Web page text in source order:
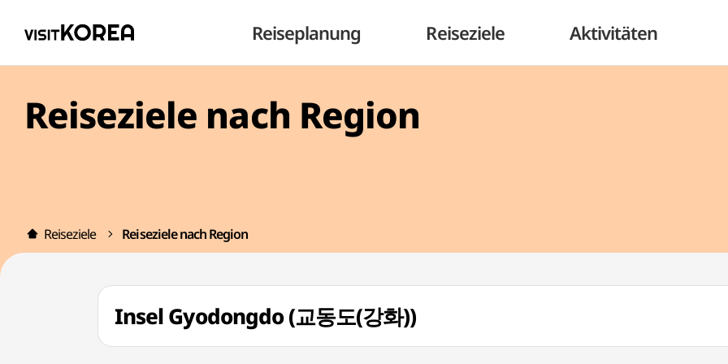
Reiseplanung Reiseziele Aktivitäten
Reiseziele nach Region
Reiseziele Reiseziele nach Region
Insel Gyodongdo (교동도(강화))